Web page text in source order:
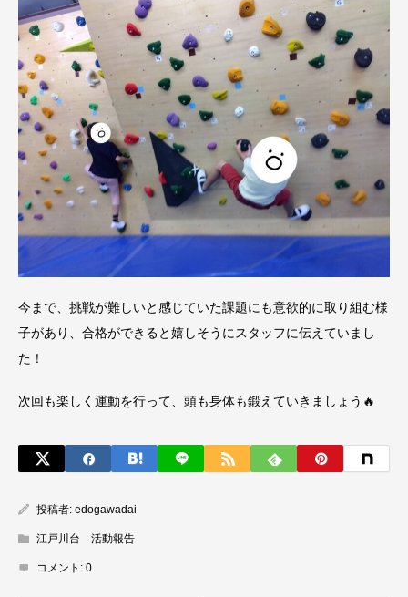
今まで、挑戦が難しいと感じていた課題にも意欲的に取り組む様
子があり、合格ができると嬉しそうにスタッフに伝えていまし
た！
次回も楽しく運動を行って、頭も身体も鍛えていきましょう🔥
投稿者: edogawadai
江戸川台 活動報告
コメント: 0